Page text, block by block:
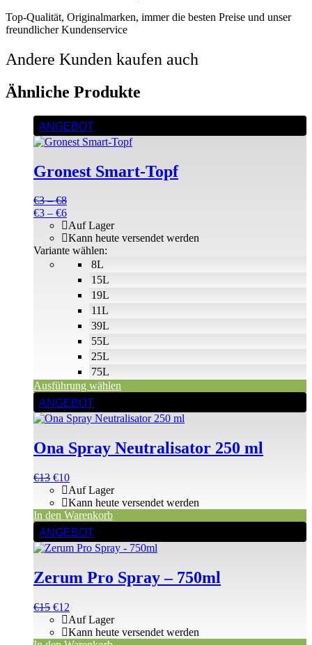
Top-Qualität, Originalmarken, immer die besten Preise und unser
freundlicher Kundenservice
Andere Kunden kaufen auch
Ähnliche Produkte
ANGEBOT
Gronest Smart-Topf
€3 –€8Preisspanne:
€3
bis
€8
€3 – €6Preisspanne:
€3
bis
€6
8L
15L
19L
11L
39L
55L
25L
75L
Auf Lager
Kann heute versendet werden
Variante wählen:
Ausführung wählen
Dieses
Produkt
weist
Varianten
auf.
Die
Optionen
können
der
gewählt
ANGEBOT
Ona Spray Neutralisator 250 ml
Ursprünglicher
Preis
war:
€13
€13Aktueller
Preis
ist:
€13.
€10
Auf Lager
Kann heute versendet werden
In den Warenkorb
ANGEBOT
Zerum Pro Spray – 750ml
Ursprünglicher
Preis
war:
€15Aktueller
Preis
ist:
€12
Auf Lager
Kann heute versendet werden